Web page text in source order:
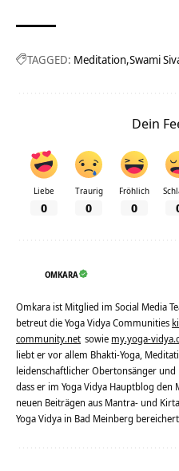
TAGGED: Meditation Swami
Dein
Liebe
0
Traurig
0
Fröhlich
0
OMKARA
Omkara ist Mitglied im Social Media
betreut die Yoga Vidya Communities
community.net sowie my.yoga-
liebt er vor allem Bhakti-Yoga,
leidenschaftlicher Obertonsänger
dass er im Yoga Vidya Hauptblog
neuen Beiträgen aus Mantra- und
Yoga Vidya in Bad Meinberg